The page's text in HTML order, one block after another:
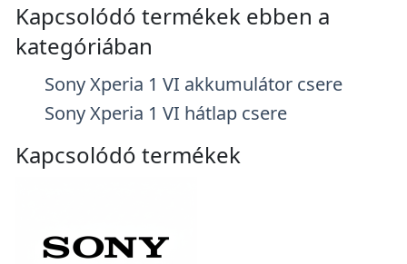
Kapcsolódó termékek ebben a
kategóriában
Sony Xperia 1 VI akkumulátor csere
Sony Xperia 1 VI hátlap csere
Kapcsolódó termékek